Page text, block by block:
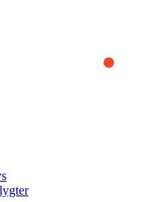
you the best experience
this website, you accept
how the website is used and
more or to find out how
our